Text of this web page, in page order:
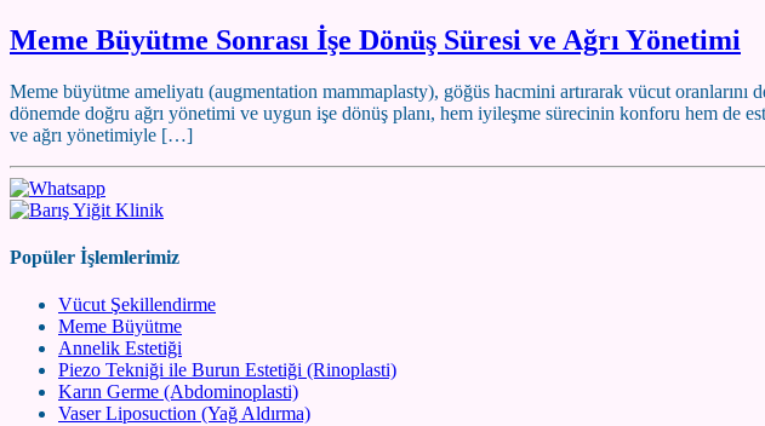
Meme Büyütme Sonrası İşe Dönüş Süresi ve Ağrı Yönetimi
Meme büyütme ameliyatı (augmentation mammaplasty), göğüs hacmini artırarak vücut
dönemde doğru ağrı yönetimi ve uygun işe dönüş planı, hem iyileşme sürecinin konforu hem de
ve ağrı yönetimiyle […]
Popüler İşlemlerimiz
Vücut Şekillendirme
Meme Büyütme
Annelik Estetiği
Piezo Tekniği ile Burun Estetiği (Rinoplasti)
Karın Germe (Abdominoplasti)
Vaser Liposuction (Yağ Aldırma)